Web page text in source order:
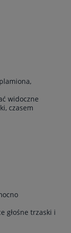
widoczne
czasem
głośne trzaski i